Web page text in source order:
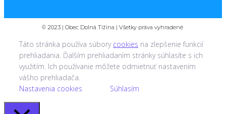
© 2023 | Obec Dolná Tižina | Všetky práva vyhradené
Táto stránka používa súbory cookies na zlepšenie funkcií
prehliadania. Ďalším prehliadaním stránky súhlasíte s ich
využitím. Ich používanie môžete odmietnuť nastavením
vášho prehliadača.
Nastavenia cookies
Súhlasím